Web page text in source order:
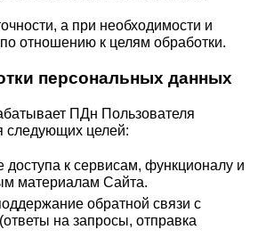
а при необходимости и
отношению к целям обработки.
персональных данных
ПДн Пользователя
следующих целей:
доступа к сервисам, функционалу и
материалам Сайта.
обратной связи с
на запросы, отправка